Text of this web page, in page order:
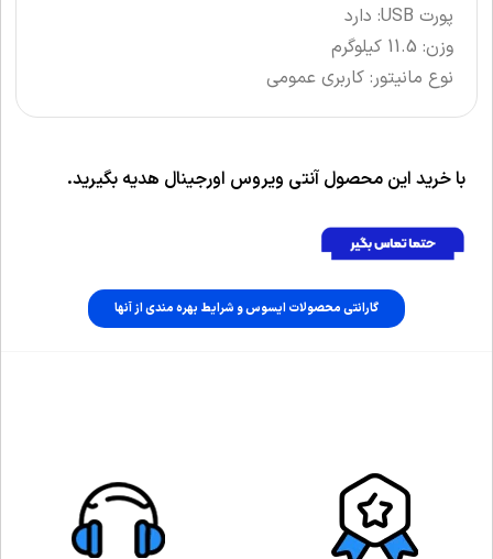
پورت USB: دارد
وزن: 11.5 کیلوگرم
نوع مانیتور: کاربری عمومی
با خرید این محصول آنتی ویروس اورجینال هدیه بگیرید.
گارانتی محصولات ایسوس و شرایط بهره مندی از آنها